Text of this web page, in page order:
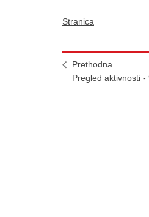
Stranica
Prethodna
Pregled aktivnosti -